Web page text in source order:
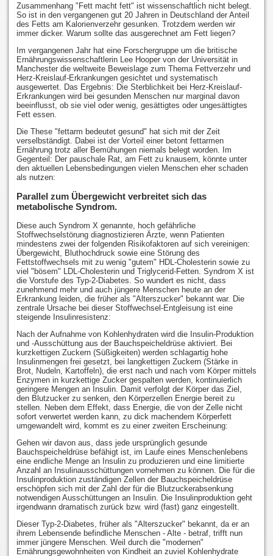
Zusammenhang "Fett macht fett" ist wissenschaftlich nicht belegt.
So ist in den vergangenen gut 20 Jahren in Deutschland der Anteil
des Fetts am Kalorienverzehr gesunken. Trotzdem werden wir
immer dicker. Warum sollte das ausgerechnet am Fett liegen?
Im vergangenen Jahr hat eine Forschergruppe um die britische
Ernährungswissenschaftlerin Lee Hooper von der Universität in
Manchester die weltweite Beweislage zum Thema Fettverzehr und
Herz-Kreislauf-Erkrankungen gesichtet und systematisch
ausgewertet. Das Ergebnis: Die Sterblichkeit bei Herz-Kreislauf-
Erkrankungen wird bei gesunden Menschen nur marginal davon
beeinflusst, ob sie viel oder wenig, gesättigtes oder ungesättigtes
Fett essen.
Die These "fettarm bedeutet gesund" hat sich mit der Zeit
verselbständigt. Dabei ist der Vorteil einer betont fettarmen
Ernährung trotz aller Bemühungen niemals belegt worden. Im
Gegenteil: Der pauschale Rat, am Fett zu knausern, könnte unter
den aktuellen Lebensbedingungen vielen Menschen eher schaden
als nutzen:
Parallel zum Übergewicht verbreitet sich das
metabolische Syndrom.
Diese auch Syndrom X genannte, hoch gefährliche
Stoffwechselstörung diagnostizieren Ärzte, wenn Patienten
mindestens zwei der folgenden Risikofaktoren auf sich vereinigen:
Übergewicht, Bluthochdruck sowie eine Störung des
Fettstoffwechsels mit zu wenig "gutem" HDL-Cholesterin sowie zu
viel "bösem" LDL-Cholesterin und Triglycerid-Fetten. Syndrom X ist
die Vorstufe des Typ-2-Diabetes. So wundert es nicht, dass
zunehmend mehr und auch jüngere Menschen heute an der
Erkrankung leiden, die früher als "Alterszucker" bekannt war. Die
zentrale Ursache bei dieser Stoffwechsel-Entgleisung ist eine
steigende Insulinresistenz:
Nach der Aufnahme von Kohlenhydraten wird die Insulin-Produktion
und -Ausschüttung aus der Bauchspeicheldrüse aktiviert. Bei
kurzkettigen Zuckern (Süßigkeiten) werden schlagartig hohe
Insulinmengen frei gesetzt, bei langkettigen Zuckern (Stärke in
Brot, Nudeln, Kartoffeln), die erst nach und nach vom Körper mittels
Enzymen in kurzkettige Zucker gespalten werden, kontinuierlich
geringere Mengen an Insulin. Damit verfolgt der Körper das Ziel,
den Blutzucker zu senken, den Körperzellen Energie bereit zu
stellen. Neben dem Effekt, dass Energie, die von der Zelle nicht
sofort verwertet werden kann, zu dick machendem Körperfett
umgewandelt wird, kommt es zu einer zweiten Erscheinung:
Gehen wir davon aus, dass jede ursprünglich gesunde
Bauchspeicheldrüse befähigt ist, im Laufe eines Menschenlebens
eine endliche Menge an Insulin zu produzieren und eine limitierte
Anzahl an Insulinausschüttungen vornehmen zu können. Die für die
Insulinproduktion zuständigen Zellen der Bauchspeicheldrüse
erschöpfen sich mit der Zahl der für die Blutzuckerabsenkung
notwendigen Ausschüttungen an Insulin. Die Insulinproduktion geht
irgendwann dramatisch zurück bzw. wird (fast) ganz eingestellt.
Dieser Typ-2-Diabetes, früher als "Alterszucker" bekannt, da er an
ihrem Lebensende befindliche Menschen - Alte - betraf, trifft nun
immer jüngere Menschen. Weil durch die "modernen"
Ernährungsgewohnheiten von Kindheit an zuviel Kohlenhydrate